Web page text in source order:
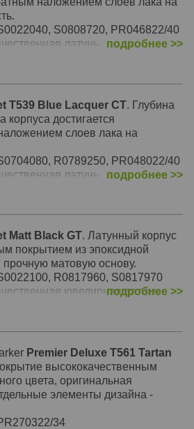
S0808720, PR046822/40
латунь
подробнее >>
T539 Blue Lacquer СT. Глубина
корпуса достигается
слоев лака на
R0789250, PR048022/40
латунь
подробнее >>
Matt Black GT. Латунный корпус
покрытием из эпоксидной
матовую основу.
R0817960, S0817970
ювелирная латунь
подробнее >>
Premier Deluxe T561 Tartan
высококачественным
цвета, оригинальная
элементы дизайна -
34